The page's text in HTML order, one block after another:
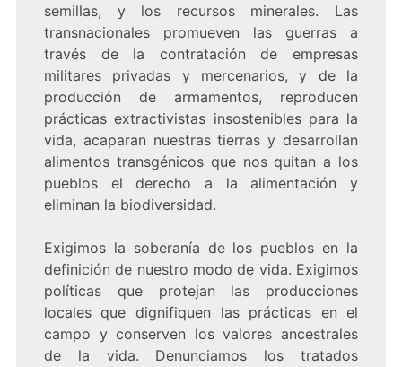
semillas, y los recursos minerales. Las
transnacionales promueven las guerras a
través de la contratación de empresas
militares privadas y mercenarios, y de la
producción de armamentos, reproducen
prácticas extractivistas insostenibles para la
vida, acaparan nuestras tierras y desarrollan
alimentos transgénicos que nos quitan a los
pueblos el derecho a la alimentación y
eliminan la biodiversidad.
Exigimos la soberanía de los pueblos en la
definición de nuestro modo de vida. Exigimos
políticas que protejan las producciones
locales que dignifiquen las prácticas en el
campo y conserven los valores ancestrales
de la vida. Denunciamos los tratados